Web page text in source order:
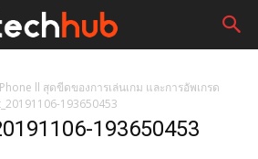
Phone ll สุดขีดของการเล่นเกม และการอัพเกรด
193650453
193650453